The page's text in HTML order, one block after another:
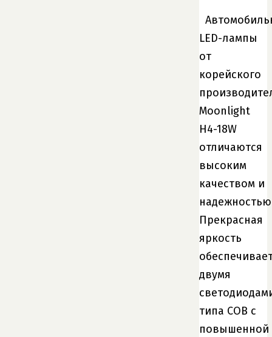
LED-лампы
от
корейского
Moonlight
H4-18W
отличаются
высоким
качеством и
Прекрасная
яркость
двумя
типа COB с
повышенной